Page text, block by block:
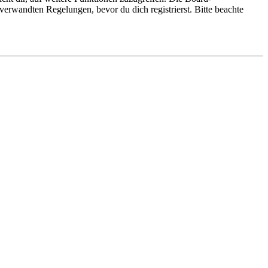
Regelungen, bevor du dich registrierst. Bitte beachte